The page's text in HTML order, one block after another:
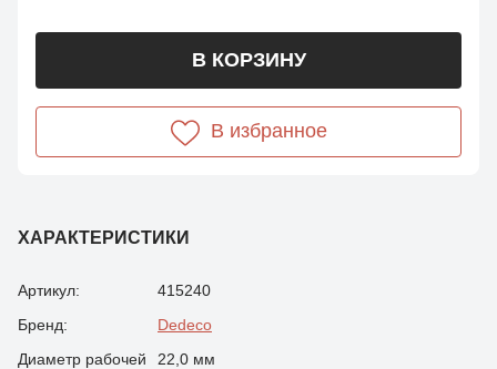
ХАРАКТЕРИСТИКИ
Артикул:
415240
Бренд:
Dedeco
Диаметр рабочей
22,0 мм
В КОРЗИНУ
В избранное